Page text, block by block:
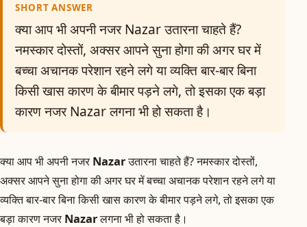
SHORT ANSWER
क्या आप भी अपनी नजर Nazar उतारना चाहते हैं?
नमस्कार दोस्तों, अक्सर आपने सुना होगा की अगर घर में
बच्चा अचानक परेशान रहने लगे या व्यक्ति बार-बार बिना
किसी खास कारण के बीमार पड़ने लगे, तो इसका एक बड़ा
कारण नजर Nazar लगना भी हो सकता है।
क्या आप भी अपनी नजरNazarउतारना चाहते हैं? नमस्कार दोस्तों,
अक्सर आपने सुना होगा की अगर घर में बच्चा अचानक परेशान रहने लगे या
व्यक्ति बार-बार बिना किसी खास कारण के बीमार पड़ने लगे, तो इसका एक
बड़ा कारण नजरNazarलगना भी हो सकता है।